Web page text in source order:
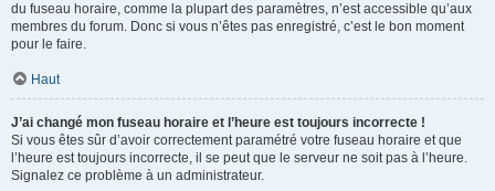
du fuseau horaire, comme la plupart des paramètres, n’est accessible qu’aux
membres du forum. Donc si vous n’êtes pas enregistré, c’est le bon moment
pour le faire.
Haut
J’ai changé mon fuseau horaire et l’heure est toujours incorrecte !
Si vous êtes sûr d’avoir correctement paramétré votre fuseau horaire et que
l’heure est toujours incorrecte, il se peut que le serveur ne soit pas à l’heure.
Signalez ce problème à un administrateur.